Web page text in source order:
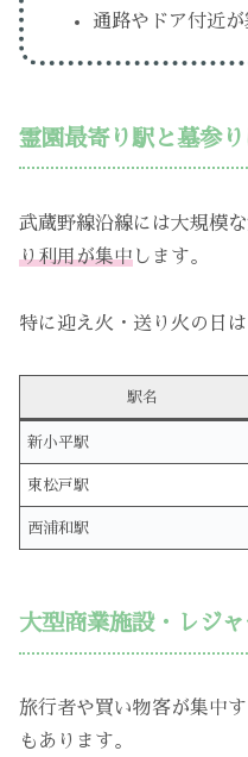
通路やドア付近
霊園最寄り駅と墓参
武蔵野線沿線には大規模な
り利用が集中します。
特に迎え火・送り火の日
駅名
新小平駅
東松戸駅
西浦和駅
大型商業施設・レジ
旅行者や買い物客が集中す
もあります。